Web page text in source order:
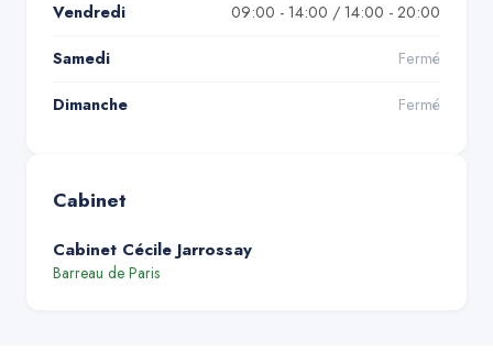
Vendredi 09:00 - 14:00 / 14:00 - 20:00
Samedi Fermé
Dimanche Fermé
Cabinet
Cabinet Cécile Jarrossay
Barreau de Paris